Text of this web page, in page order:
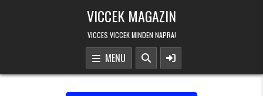
VICCEK MAGAZIN
VICCES VICCEK MINDEN NAPRA!
MENU